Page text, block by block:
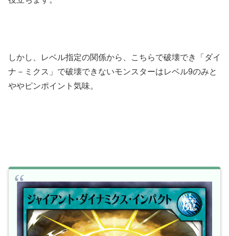
しかし、レベル指定の関係から、こちらで破壊でき「ダイ
ナ－ミクス」で破壊できないモンスターはレベル9のみと
ややピンポイント気味。